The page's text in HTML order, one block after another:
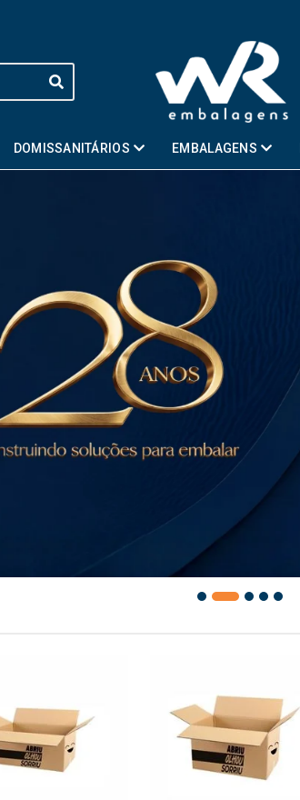
DOMISSANITÁRIOS EMBALAGENS